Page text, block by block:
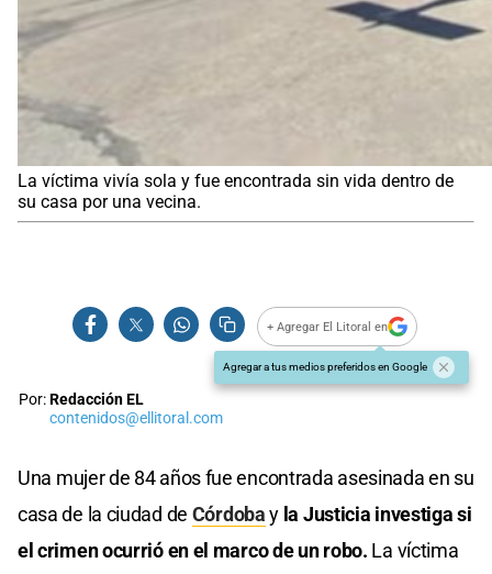
La víctima vivía sola y fue encontrada sin vida dentro de
su casa por una vecina.
+ Agregar El Litoral en
Agregar a tus medios preferidos en Google
Por:Redacción EL
contenidos@ellitoral.com
Una mujer de 84 años fue encontrada asesinada en su
casa de la ciudad de Córdobay la Justicia investiga si
el crimen ocurrió en el marco de un robo. La víctima